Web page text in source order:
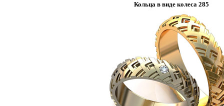
Кольца в виде колеса 285